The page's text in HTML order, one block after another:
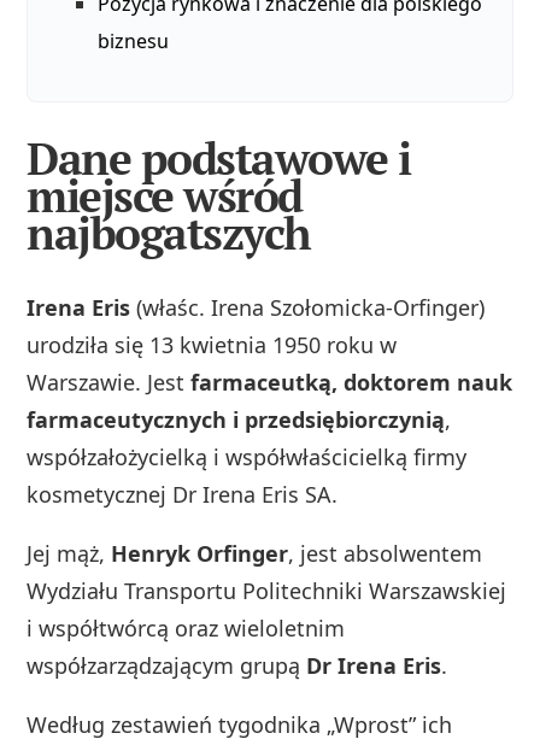
biznesu
Dane podstawowe i
miejsce wśród
najbogatszych
Irena Eris (właśc. Irena Szołomicka‑Orfinger)
urodziła się 13 kwietnia 1950 roku w
Warszawie. Jestfarmaceutką, doktorem nauk
farmaceutycznych i przedsiębiorczynią,
współzałożycielką i współwłaścicielką firmy
kosmetycznej Dr Irena Eris SA.
Jej mąż, Henryk Orfinger, jest absolwentem
Wydziału Transportu Politechniki Warszawskiej
i współtwórcą oraz wieloletnim
współzarządzającym grupą Dr Irena Eris.
Według zestawień tygodnika „Wprost” ich